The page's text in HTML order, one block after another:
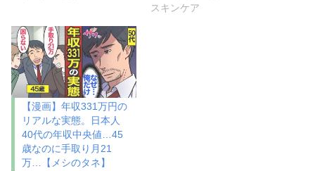
スキンケア
【漫画】年収331万円の
リアルな実態。日本人
40代の年収中央値…45
歳なのに手取り月21
万…【メシのタネ】